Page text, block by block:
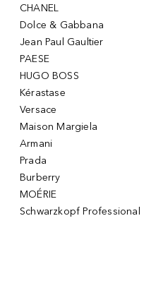
CHANEL
Dolce & Gabbana
Jean Paul Gaultier
PAESE
HUGO BOSS
Kérastase
Versace
Maison Margiela
Armani
Prada
Burberry
MOÉRIE
Schwarzkopf Professional